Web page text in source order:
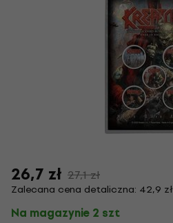
26,7 zł 27,1 zł
Zalecana cena detaliczna: 42,9 zł
Na magazynie 2 szt